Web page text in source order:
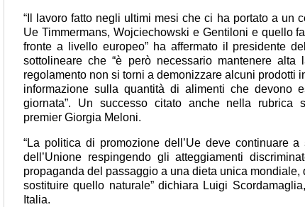
“Il lavoro fatto negli ultimi mesi che ci ha portato a un
Ue Timmermans, Wojciechowski e Gentiloni e quello
fronte a livello europeo” ha affermato il presidente
sottolineare che “è però necessario mantenere
regolamento non si torni a demonizzare alcuni prodotti
informazione sulla quantità di alimenti che devono
giornata”. Un successo citato anche nella rubrica
premier Giorgia Meloni.
“La politica di promozione dell’Ue deve continuare
dell’Unione respingendo gli atteggiamenti
propaganda del passaggio a una dieta unica
sostituire quello naturale” dichiara Luigi
Italia.